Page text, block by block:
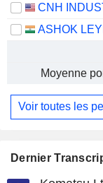
Dernier
CNH
ASHOK
Moyenne
Voir toutes les